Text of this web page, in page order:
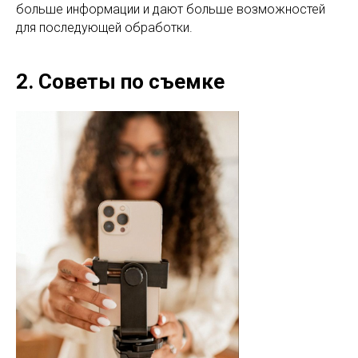
больше информации и дают больше возможностей
для последующей обработки.
2. Советы по съемке